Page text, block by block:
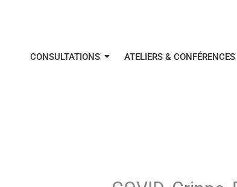
CONSULTATIONS ATELIERS & CONFÉRENCES